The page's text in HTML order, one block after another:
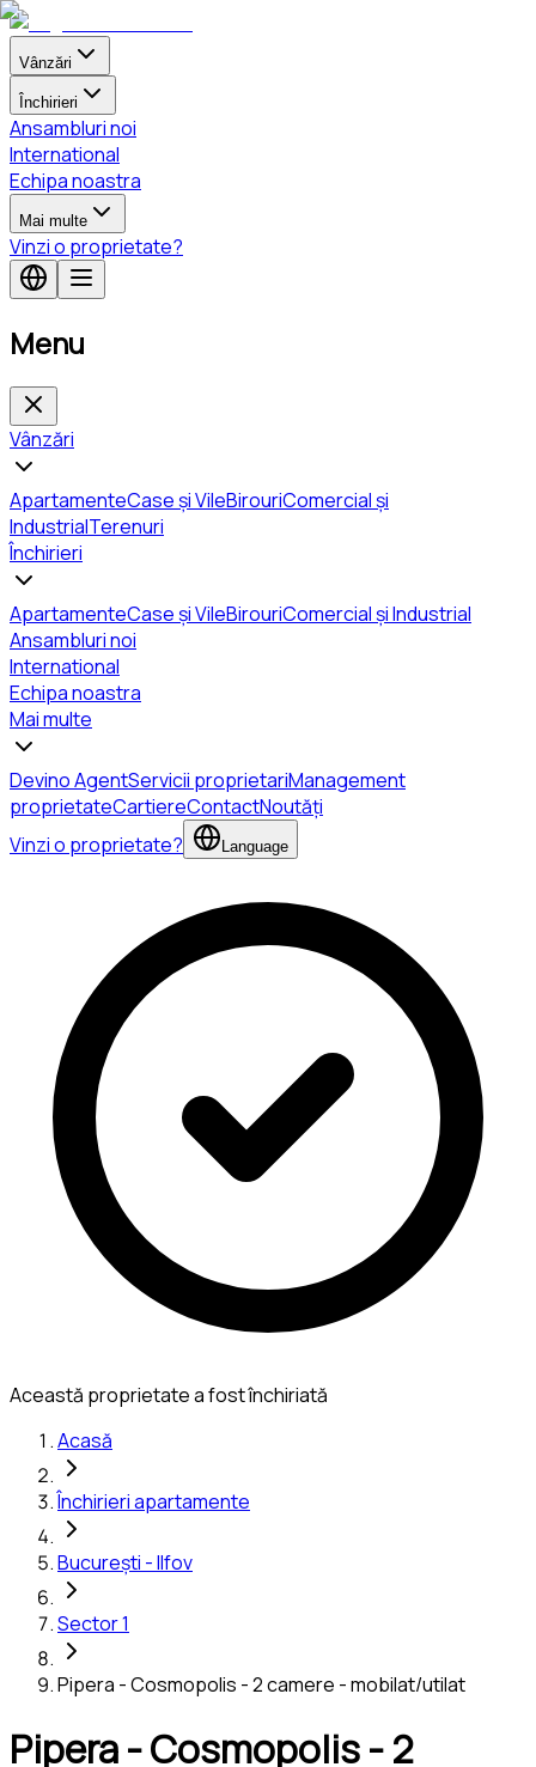
Vânzări
Închirieri
Ansambluri noi
International
Echipa noastra
Mai multe
Vinzi o proprietate?
Menu
Vânzări
ApartamenteCase și VileBirouriComercial și
IndustrialTerenuri
Închirieri
ApartamenteCase și VileBirouriComercial și Industrial
Ansambluri noi
International
Echipa noastra
Mai multe
Devino AgentServicii proprietariManagement
proprietateCartiereContactNoutăți
Vinzi o proprietate?
Language
Această proprietate a fost închiriată
Acasă
Închirieri apartamente
București - Ilfov
Sector 1
Pipera - Cosmopolis - 2 camere - mobilat/utilat
Pipera - Cosmopolis - 2